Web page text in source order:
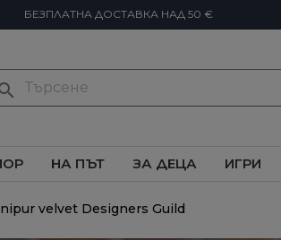
БЕЗПЛАТНА ДОСТАВКА НАД 50 €
НА ПЪТ ЗА ДЕЦА ИГРИ
velvet Designers Guild